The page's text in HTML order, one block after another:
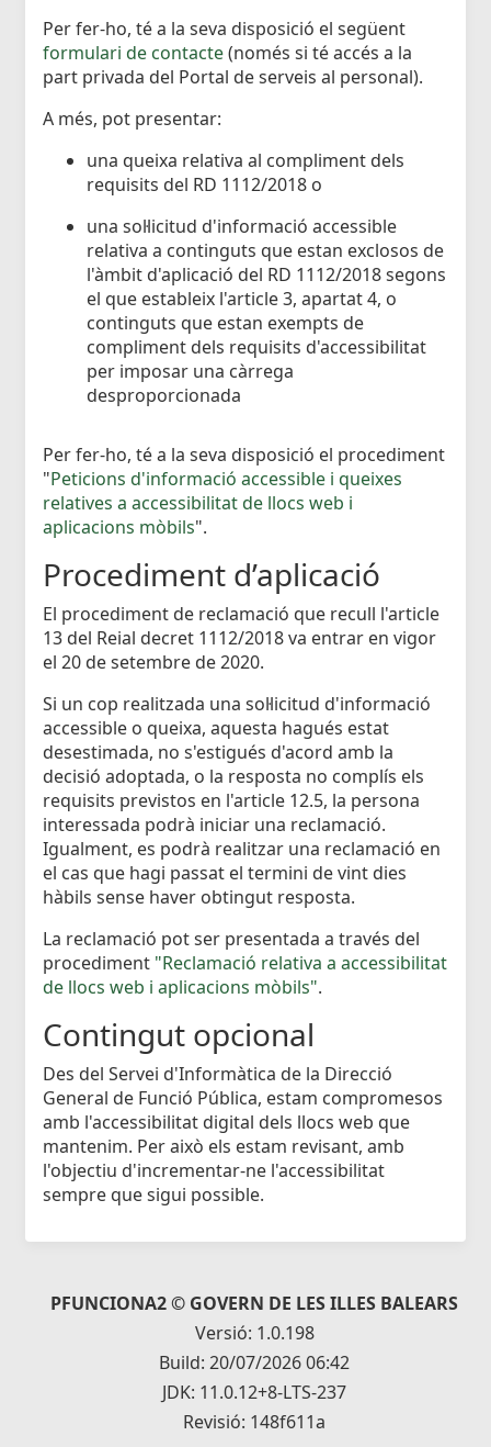
Per fer-ho, té a la seva disposició el següent
formulari de contacte(només si té accés a la
part privada del Portal de serveis al personal).
A més, pot presentar:
una queixa relativa al compliment dels
requisits del RD 1112/2018 o
una sol·licitud d'informació accessible
relativa a continguts que estan exclosos de
l'àmbit d'aplicació del RD 1112/2018 segons
el que estableix l'article 3, apartat 4, o
continguts que estan exempts de
compliment dels requisits d'accessibilitat
per imposar una càrrega
desproporcionada
Per fer-ho, té a la seva disposició el procediment
"Peticions d'informació accessible i queixes
relatives a accessibilitat de llocs web i
aplicacions mòbils".
Procediment d’aplicació
El procediment de reclamació que recull l'article
13 del Reial decret 1112/2018 va entrar en vigor
el 20 de setembre de 2020.
Si un cop realitzada una sol·licitud d'informació
accessible o queixa, aquesta hagués estat
desestimada, no s'estigués d'acord amb la
decisió adoptada, o la resposta no complís els
requisits previstos en l'article 12.5, la persona
interessada podrà iniciar una reclamació.
Igualment, es podrà realitzar una reclamació en
el cas que hagi passat el termini de vint dies
hàbils sense haver obtingut resposta.
La reclamació pot ser presentada a través del
procediment "Reclamació relativa a accessibilitat
de llocs web i aplicacions mòbils".
Contingut opcional
Des del Servei d'Informàtica de la Direcció
General de Funció Pública, estam compromesos
amb l'accessibilitat digital dels llocs web que
mantenim. Per això els estam revisant, amb
l'objectiu d'incrementar-ne l'accessibilitat
sempre que sigui possible.
PFUNCIONA2 © GOVERN DE LES ILLES BALEARS
Versió: 1.0.198
Build: 20/07/2026 06:42
JDK: 11.0.12+8-LTS-237
Revisió: 148f611a